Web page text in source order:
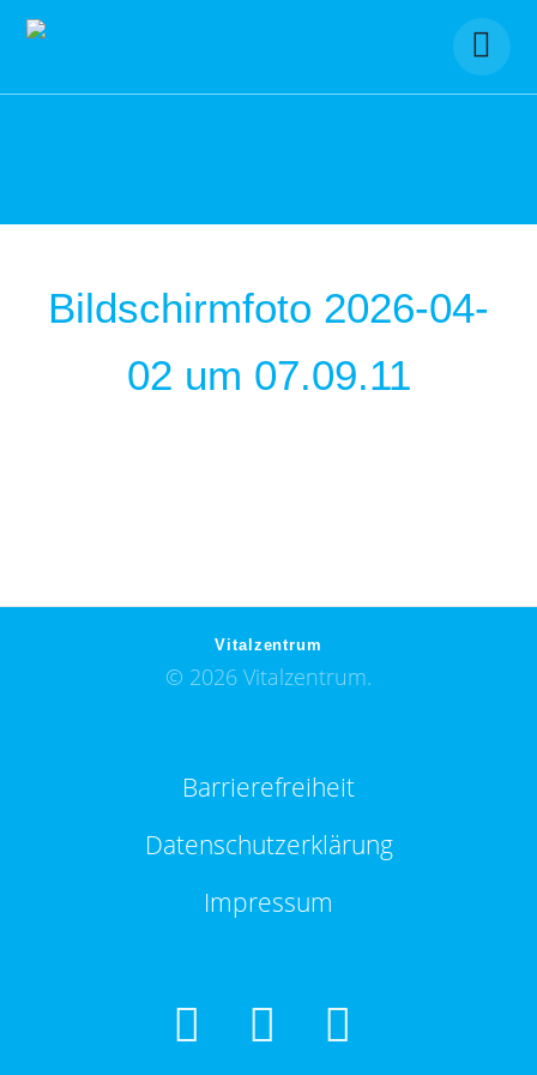
to
Bildschirmfoto 2026-04-
02 um 07.09.11
Vitalzentrum
© 2026 Vitalzentrum.
Barrierefreiheit
Datenschutzerklärung
Impressum